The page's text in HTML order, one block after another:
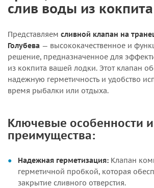
слив воды из кокпита
Представляем сливной клапан на
Голубева — высококачественное и
решение, предназначенное для
из кокпита вашей лодки. Этот клапан
надежную герметичность и удобство
время рыбалки или отдыха.
Ключевые особенности и
преимущества:
Надежная герметизация: Клапан
герметичной пробкой, которая
закрытие сливного отверстия.